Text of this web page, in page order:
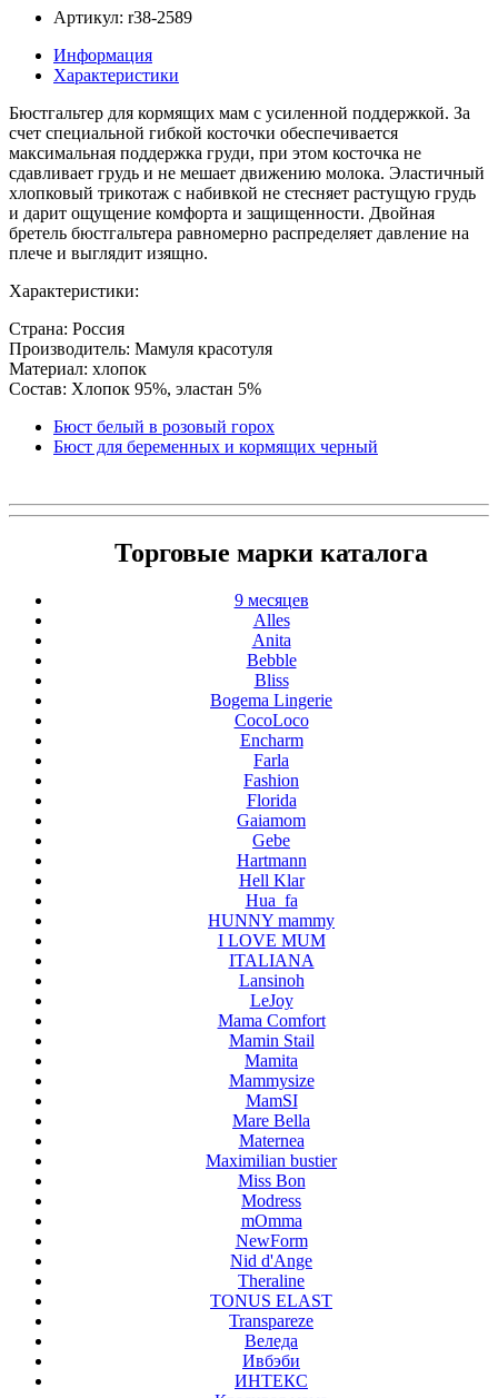
Артикул: r38-2589
Информация
Характеристики
Бюстгальтер для кормящих мам с усиленной поддержкой. За
счет специальной гибкой косточки обеспечивается
максимальная поддержка груди, при этом косточка не
сдавливает грудь и не мешает движению молока. Эластичный
хлопковый трикотаж с набивкой не стесняет растущую грудь
и дарит ощущение комфорта и защищенности. Двойная
бретель бюстгальтера равномерно распределяет давление на
плече и выглядит изящно.
Характеристики:
Страна: Россия
Производитель: Мамуля красотуля
Материал: хлопок
Состав: Хлопок 95%, эластан 5%
Бюст белый в розовый горох
Бюст для беременных и кормящих черный
Торговые марки каталога
9 месяцев
Alles
Anita
Bebble
Bliss
Bogema Lingerie
CocoLoco
Encharm
Farla
Fashion
Florida
Gaiamom
Gebe
Hartmann
Hell Klar
Hua_fa
HUNNY mammy
I LOVE MUM
ITALIANA
Lansinoh
LeJoy
Mama Comfort
Mamin Stail
Mamita
Mammysize
MamSI
Mare Bella
Maternea
Maximilian bustier
Miss Bon
Modress
mOmma
NewForm
Nid d'Ange
Theraline
TONUS ELAST
Transpareze
Веледа
Ивбэби
ИНТЕКС